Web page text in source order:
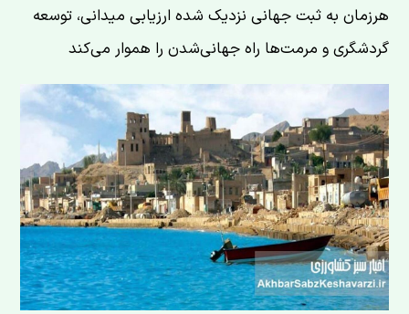
هرزمان به ثبت جهانی نزدیک شده ارزیابی میدانی، توسعه
گردشگری و مرمت‌ها راه جهانی‌شدن را هموار می‌کند